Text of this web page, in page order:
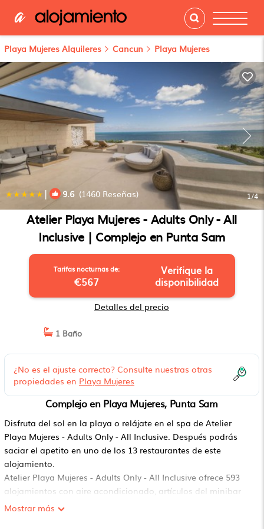
Playa Mujeres Alquileres Cancun Playa Mujeres
| 9.6(1460 Reseñas) 1/4
Atelier Playa Mujeres - Adults Only - All
Inclusive | Complejo en Punta Sam
Tarifas nocturnas de:
€567
Verifique la
disponibilidad
Detalles del precio
1 Baño
¿No es el ajuste correcto? Consulte nuestras otras
propiedades en Playa Mujeres
Complejo en Playa Mujeres, Punta Sam
Disfruta del sol en la playa o relájate en el spa de Atelier
Playa Mujeres - Adults Only - All Inclusive. Después podrás
saciar el apetito en uno de los 13 restaurantes de este
alojamiento.
Atelier Playa Mujeres - Adults Only - All Inclusive ofrece 593
alojamientos con aire acondicionado, artículos del minibar
gratis y caja fuerte (cabe un portátil). Las camas están
Mostrar más